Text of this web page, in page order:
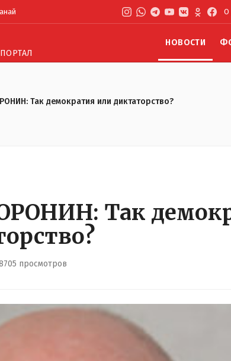
О
НОВОСТИ
Так демократия или диктаторство?
Так
просмотров